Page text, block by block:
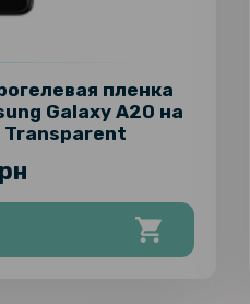
пленка
Galaxy A20 на